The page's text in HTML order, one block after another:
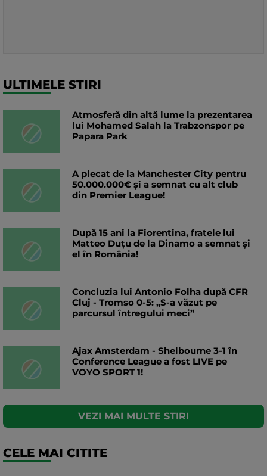
ULTIMELE STIRI
Atmosferă din altă lume la prezentarea
lui Mohamed Salah la Trabzonspor pe
Papara Park
A plecat de la Manchester City pentru
50.000.000€ și a semnat cu alt club
din Premier League!
După 15 ani la Fiorentina, fratele lui
Matteo Duțu de la Dinamo a semnat și
el în România!
Concluzia lui Antonio Folha după CFR
Cluj - Tromso 0-5: „S-a văzut pe
parcursul întregului meci”
Ajax Amsterdam - Shelbourne 3-1 în
Conference League a fost LIVE pe
VOYO SPORT 1!
VEZI MAI MULTE STIRI
CELE MAI CITITE